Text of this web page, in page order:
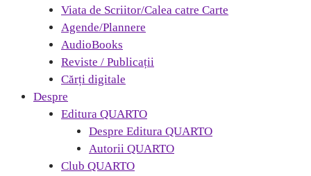
Viata de Scriitor/Calea catre Carte
Agende/Plannere
AudioBooks
Reviste / Publicații
Cărți digitale
Despre
Editura QUARTO
Despre Editura QUARTO
Autorii QUARTO
Club QUARTO